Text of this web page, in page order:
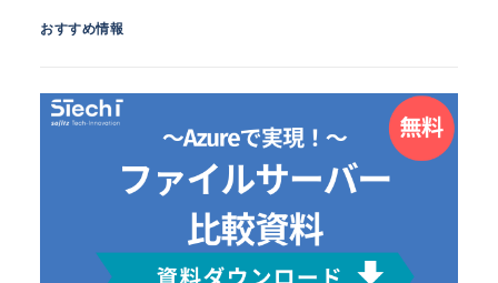
おすすめ情報